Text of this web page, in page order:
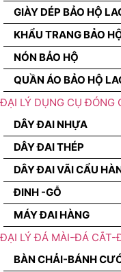
GIÀY DÉP BẢO HỘ
KHẨU TRANG BẢO
NÓN BẢO HỘ
QUẦN ÁO BẢO HỘ
ĐẠI LÝ DỤNG CỤ ĐÓNG
DÂY ĐAI NHỰA
DÂY ĐAI THÉP
DÂY ĐAI VÃI CẨU
ĐINH -GỖ
MÁY ĐAI HÀNG
ĐẠI LÝ ĐÁ MÀI-ĐÁ CẮT-
BÀN CHẢI-BÁNH